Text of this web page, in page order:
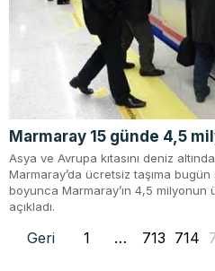
Marmaray 15 günde 4,5
Asya ve Avrupa kıtasını deniz
Marmaray’da ücretsiz taşıma
boyunca Marmaray’ın 4,5 milyonun
açıkladı.
Geri 1 … 713 714